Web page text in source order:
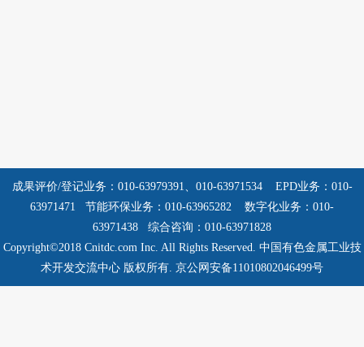
成果评价/登记业务：010-63979391、010-63971534
EPD业务：010-
63971471 节能环保业务：010-63965282
数字化业务：010-
63971438 综合咨询：010-63971828
Copyright©2018 Cnitdc.com Inc. All Rights Reserved. 中国有色金属工业技
术开发交流中心 版权所有. 京公网安备11010802046499号